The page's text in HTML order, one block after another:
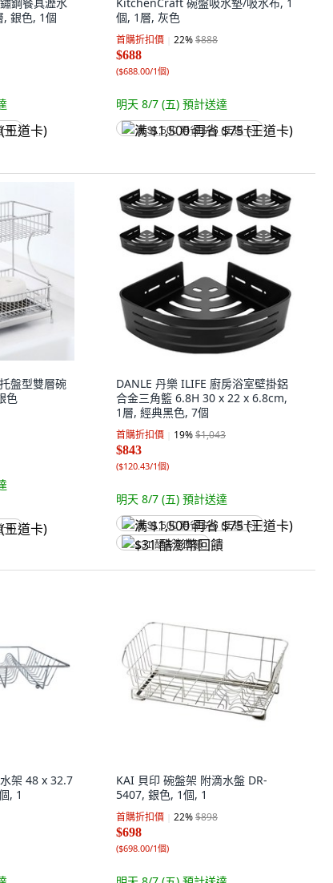
銀色, 1個
卡)
個, 1層, 灰色
首購折扣價 22%$888
$688
($688.00/1個)
明天 8/7 (五) 預計送達
满 $1,500 再省 $75 (王道卡)
盤型雙層碗
色
卡)
DANLE 丹樂 ILIFE 廚房浴室壁掛鋁
合金三角籃 6.8H 30 x 22 x 6.8cm,
1層, 經典黑色, 7個
首購折扣價 19%$1,043
$843
($120.43/1個)
明天 8/7 (五) 預計送達
满 $1,500 再省 $75 (王道卡)
$31 酷澎幣回饋
架 48 x 32.7
, 1
KAI 貝印 碗盤架 附滴水盤 DR-
5407, 銀色, 1個, 1
首購折扣價 22%$898
$698
($698.00/1個)